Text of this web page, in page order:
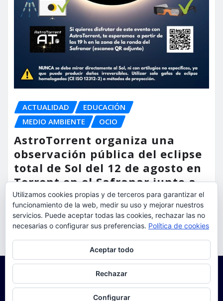
ACTUALIDAD
EDUCACIÓN
MEDIO AMBIENTE
OCIO
AstroTorrent organiza una
observación pública del eclipse
total de Sol del 12 de agosto en
Torrent en el Safranar junto a
las vías del AVE
torrent al dia Ago 5, 2026
Utilizamos cookies propias y de terceros para garantizar el
funcionamiento de la web, medir su uso y mejorar nuestros
servicios. Puede aceptar todas las cookies, rechazar las no
necesarias o configurar sus preferencias. Política de cookies
Aceptar todo
Rechazar
Configurar
Para obtener más información, incluido cómo gestionar las cookies,